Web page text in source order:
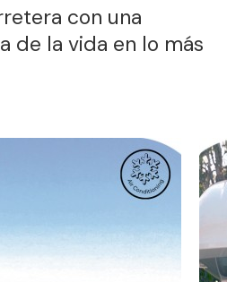
con una
de la vida en lo más